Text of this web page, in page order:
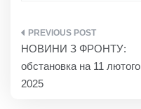
НАВІГАЦІЯ
ЗАПИСІВ
НОВИНИ З ФРОНТУ:
обстановка на 11 лютого
2025